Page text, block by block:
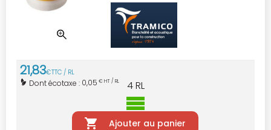
21,83€TTC / RL
Dont écotaxe : 0,05 € HT / RL 4RL
Ajouter au panier